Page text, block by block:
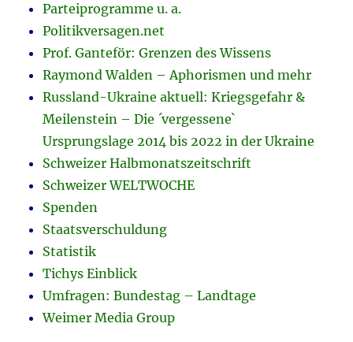
Parteiprogramme u. a.
Politikversagen.net
Prof. Ganteför: Grenzen des Wissens
Raymond Walden – Aphorismen und mehr
Russland-Ukraine aktuell: Kriegsgefahr &
Meilenstein – Die ´vergessene`
Ursprungslage 2014 bis 2022 in der Ukraine
Schweizer Halbmonatszeitschrift
Schweizer WELTWOCHE
Spenden
Staatsverschuldung
Statistik
Tichys Einblick
Umfragen: Bundestag – Landtage
Weimer Media Group